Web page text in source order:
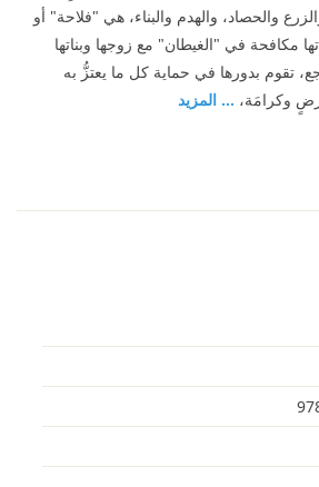
والحصاد، والهدم والبناء، هي "فلاحة" أو
مكافحة في "الغيطان" مع زوجها وبناتها
تقوم بدورها في حماية كل ما يعتزُّ به
وكرامَة، ... المزيد